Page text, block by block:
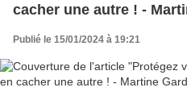
cacher une autre ! -
Publié le 15/01/2024 à 19:21